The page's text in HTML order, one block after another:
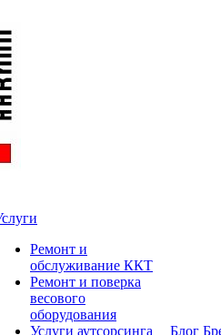
Ремонт и
обслуживание ККТ
Ремонт и поверка
весового
оборудования
Услуги аутсорсинга
Блог